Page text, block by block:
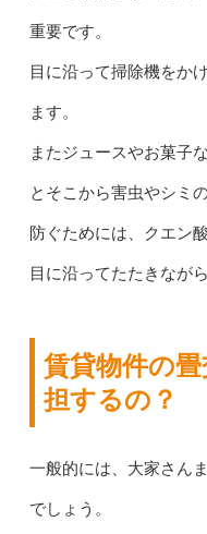
重要です。
目に沿って掃除機をか
ます。
またジュースやお菓子
とそこから害虫やシミ
防ぐためには、クエン
目に沿ってたたきなが
賃貸物件の
担するの？
一般的には、大家さん
でしょう。